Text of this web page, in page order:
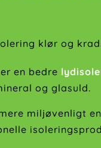
klør og
en bedre
og glasuld.
miljøvenligt